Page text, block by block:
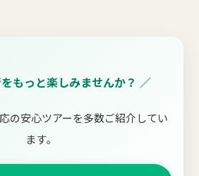
もっと楽しみませんか？ ／
の安心ツアーを多数ご紹介してい
ます。